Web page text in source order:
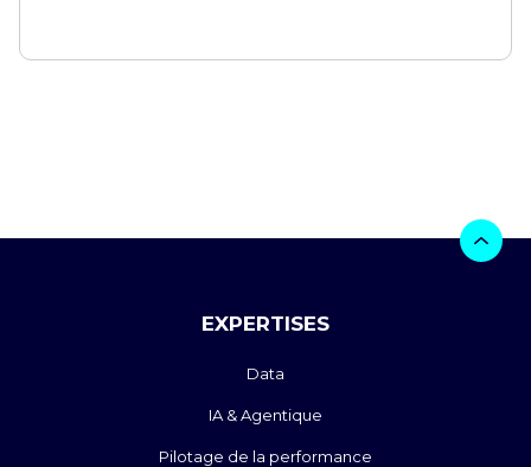
EXPERTISES
Data
IA & Agentique
Pilotage de la performance